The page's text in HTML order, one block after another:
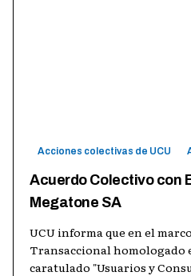
Acciones colectivas de UCU
Acuerdo Colectivo con
Megatone SA
UCU informa que en el
Transaccional homologado
caratulado "Usuarios y